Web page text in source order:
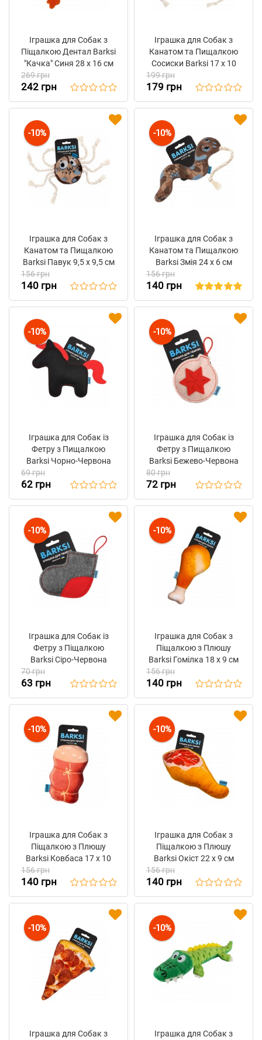
Іграшка для Собак з
Піщалкою Дентал Barksi
"Качка" Синя 28 х 16 см
269 грн
242 грн
Іграшка для Собак з
Канатом та Пищалкою
Сосиски Barksi 17 х 10
199 грн
179 грн
-10%
Іграшка для Собак з
Канатом та Пищалкою
Barksi Павук 9,5 х 9,5 см
156 грн
140 грн
-10%
Іграшка для Собак з
Канатом та Пищалкою
Barksi Змія 24 х 6 см
156 грн
140 грн
-10%
Іграшка для Собак із
Фетру з Пищалкою
Barksi Чорно-Червона
69 грн
62 грн
-10%
Іграшка для Собак із
Фетру з Пищалкою
Barksi Бежево-Червона
"Новорічна кулька"
80 грн
72 грн
-10%
Іграшка для Собак із
Фетру з Піщалкою
Barksi Сіро-Червона
70 грн
63 грн
-10%
Іграшка для Собак з
Піщалкою з Плюшу
Barksi Гомілка 18 х 9 см
156 грн
140 грн
-10%
Іграшка для Собак з
Піщалкою з Плюшу
Barksi Ковбаса 17 х 10
156 грн
140 грн
-10%
Іграшка для Собак з
Піщалкою з Плюшу
Barksi Окіст 22 х 9 см
156 грн
140 грн
-10%
Іграшка для Собак з
-10%
Іграшка для Собак з